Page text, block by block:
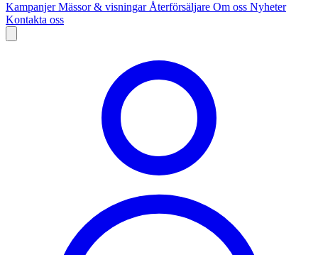
KampanjerMässor & visningar Återförsäljare Om oss Nyheter
Kontakta oss